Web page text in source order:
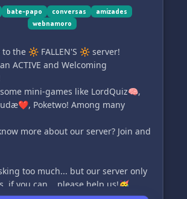
bate-papo conversas
amizades
webnamoro
the 🔆 FALLEN'S 🔆 server!
ACTIVE and Welcoming
mini-games like LordQuiz🧠,
Poketwo! Among many
more about our server? Join and
too much... but our server only
if you can... please help us!🥳